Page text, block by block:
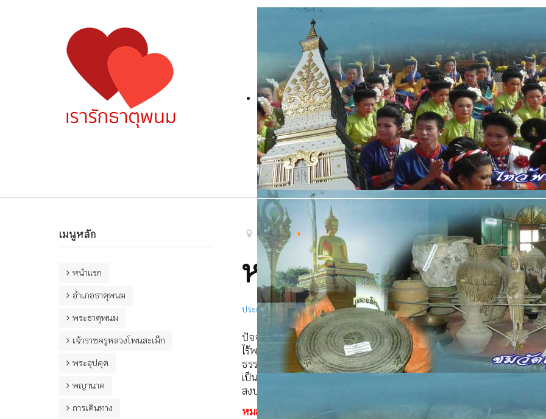
หน้าแรก หมอดูอีสาน
หมอดูอีสาน
ประเพณีและวัฒนธรรม 10 November 2009 Hits: 51539
ปัจจุบันสภาพทางสังคม เศรษฐกิจ การเมือง ได้เปลี่ยนแปลงไปอย่างรวดเร็ว
ไร้พรหมแดน วัฒนธรรมตะวันตกไหลบ่าเข้ามาอย่างมากมาย ทำให้เกิดปัญ
ธรรมเนียมประเพณีของตนเองซึ่งบรรรพบุรุษเคยรักษาเอกภาพของตนเองมา
เป็นประเพณีอย่างหนึ่งซึ่งชาวอีสานถือปฏิบัติมา หลายคนอาจมองว่าเป็นเรื่
สงบสุข บุคคลในสังคมเกิดความสบายใจ เมื่อได้ปฏิบัติ และเราคงไม่ปฏิเสธ
หมอดูอีสาน (จากใบลานก้อม)
เมนูหลัก
หน้าแรก
อำเภอธาตุพนม
พระธาตุพนม
เจ้าราชครูหลวงโพนสะเม็ก
พระอุปคุต
พญานาค
การเดินทาง